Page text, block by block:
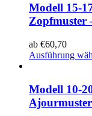
Modell 15-
Zopfmuster
ab €60,70
Ausführung
Modell 10-